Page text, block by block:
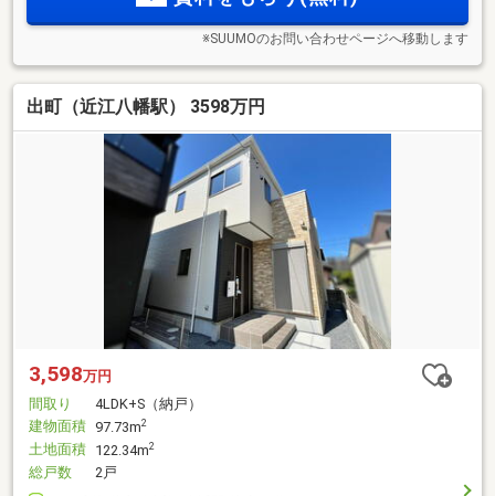
※SUUMOのお問い合わせページへ移動します
出町（近江八幡駅） 3598万円
3,598万円
間取り
4LDK+S（納戸）
建物面積 97.73m2
土地面積 122.34m2
総戸数
2戸